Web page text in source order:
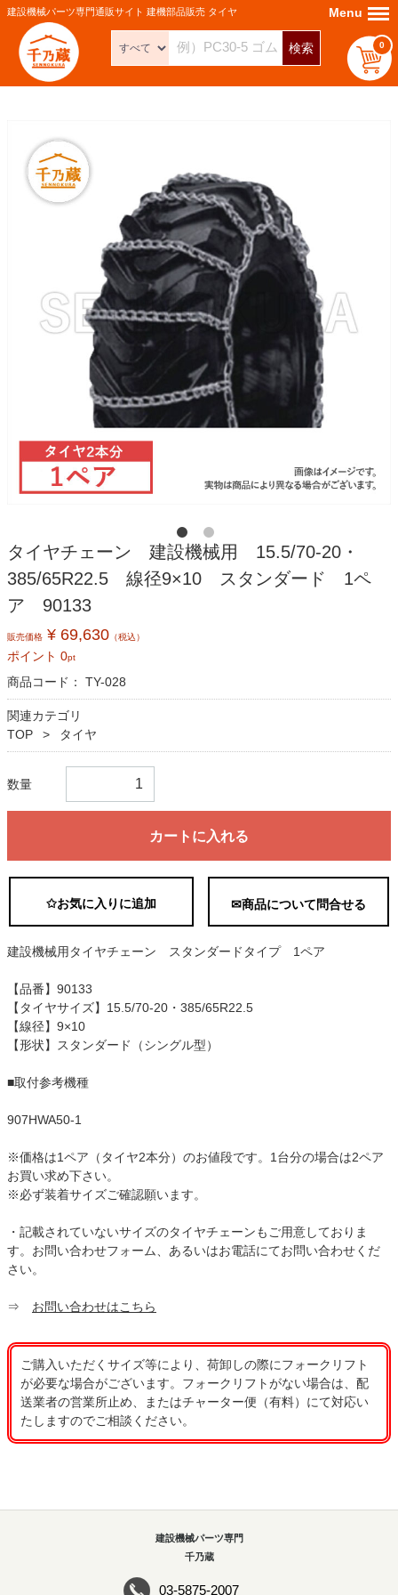
建設機械パーツ専門通販サイト 建機部品販売 タイヤ
検索 0
Menu Menu
タイヤチェーン 建設機械用 15.5/70-20・
385/65R22.5 線径9×10 スタンダード 1ペ
ア 90133
販売価格 ¥ 69,630 （税込）
ポイント 0pt
商品コード： TY-028
関連カテゴリ
TOP
タイヤ
数量
カートに入れる
✩お気に入りに追加 ✉商品について問合せる
建設機械用タイヤチェーン スタンダードタイプ 1ペア
【品番】90133
【タイヤサイズ】15.5/70-20・385/65R22.5
【線径】9×10
【形状】スタンダード（シングル型）
■取付参考機種
907HWA50-1
※価格は1ペア（タイヤ2本分）のお値段です。1台分の場合は2ペア
お買い求め下さい。
※必ず装着サイズご確認願います。
・記載されていないサイズのタイヤチェーンもご用意しておりま
す。お問い合わせフォーム、あるいはお電話にてお問い合わせくだ
さい。
⇒ お問い合わせはこちら
ご購入いただくサイズ等により、荷卸しの際にフォークリフト
が必要な場合がございます。フォークリフトがない場合は、配
送業者の営業所止め、またはチャーター便（有料）にて対応い
たしますのでご相談ください。
建設機械パーツ専門
千乃蔵
03-5875-2007